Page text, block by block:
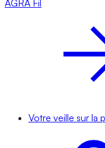
AGRA Fil
Votre veille sur la